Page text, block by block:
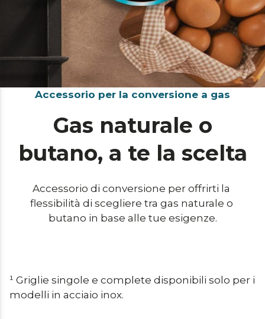
Accessorio per la conversione a gas
Gas naturale o
butano, a te la scelta
Accessorio di conversione per offrirti la
flessibilità di scegliere tra gas naturale o
butano in base alle tue esigenze.
¹ Griglie singole e complete disponibili solo per i
modelli in acciaio inox.